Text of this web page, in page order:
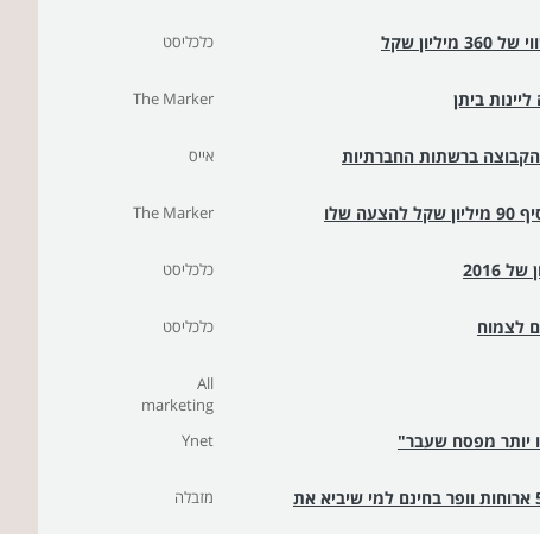
כלכליסט
ביתן The Marker
אייס
שלו The Marker
כלכליסט
לצמוח כלכליסט
All
marketing
יותר מפסח שעבר" Ynet
ברגר קינג משיקה סניף בקניון עזריאלי ומחלקת 50 ארוחות וופר בחינם למי שיביא את
מזבלה